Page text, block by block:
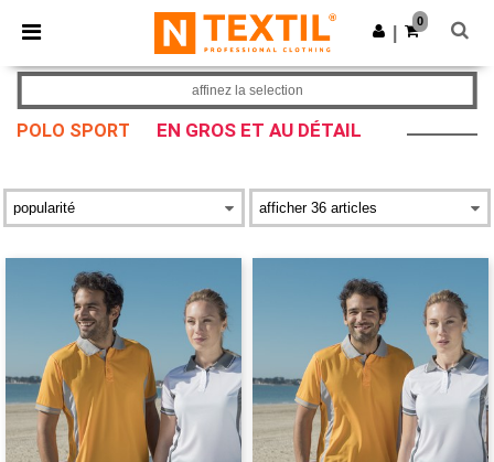
× Appli Ntextil
Meilleurs prix sur l’app !
Obtenir l'appli
0
POLO SPORT EN GROS ET AU DÉTAIL
affinez la selection